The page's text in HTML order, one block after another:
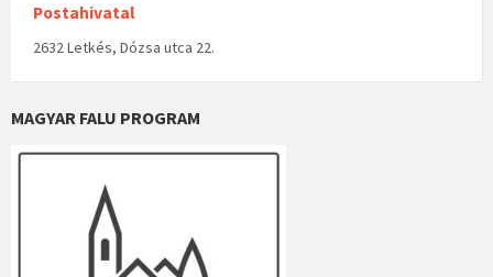
Postahivatal
2632 Letkés, Dózsa utca 22.
MAGYAR FALU PROGRAM